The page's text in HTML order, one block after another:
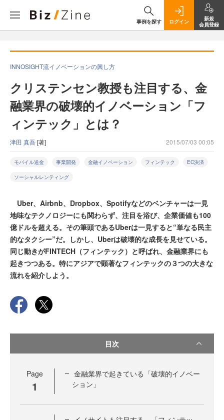
事例を探す ログイン
新規
会員登録
INNOSIGHT流イノベーションの興し方
クリステンセン教授も注目する、金
融業界の破壊的イノベーション「フ
ィンテック」とは？
津田 真吾[著] 2015/07/03 00:05
モバイル送金 事業開発 金融イノベーション フィンテック EC決済
ソーシャルレンティング
Uber、Airbnb、Dropbox、Spotifyなどのベンチャーは一見
地味なテクノロジーにも関わらず、注目を浴び、企業価値も100
億ドルを超える。その筆頭であるUberは一見すると“単なる民主
的なタクシー”だ。しかし、Uberは破壊的な成長を見せている。
同じ動きがFINTECH（フィンテック）と呼ばれ、金融業界にも
起きつつある。特にアジアで顕著なフィンテックの３つの大きな
流れを紹介しよう。
目次
Page
1
金融業界で起きている「破壊的イノベー
ション」